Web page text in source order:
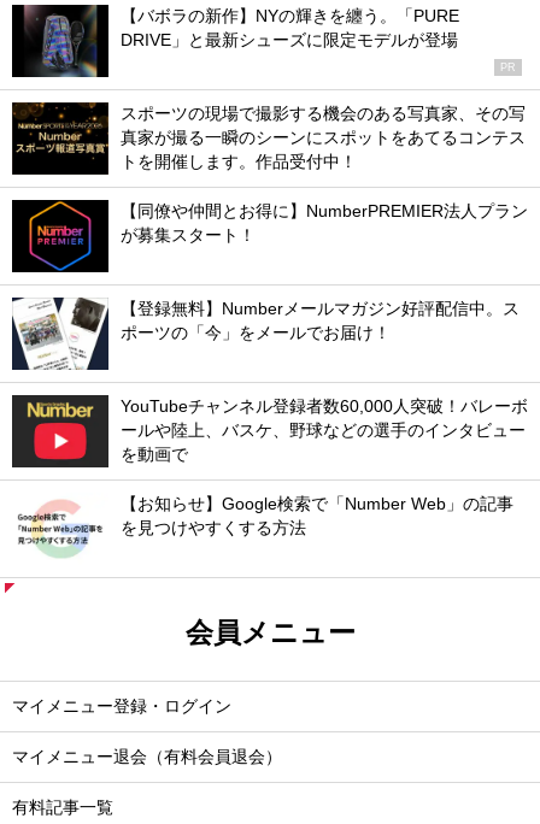
【バボラの新作】NYの輝きを纏う。「PURE
DRIVE」と最新シューズに限定モデルが登場
PR
スポーツの現場で撮影する機会のある写真家、その写
真家が撮る一瞬のシーンにスポットをあてるコンテス
トを開催します。作品受付中！
【同僚や仲間とお得に】NumberPREMIER法人プラン
が募集スタート！
【登録無料】Numberメールマガジン好評配信中。ス
ポーツの「今」をメールでお届け！
YouTubeチャンネル登録者数60,000人突破！バレーボ
ールや陸上、バスケ、野球などの選手のインタビュー
を動画で
【お知らせ】Google検索で「Number Web」の記事
を見つけやすくする方法
会員メニュー
マイメニュー登録・ログイン
マイメニュー退会（有料会員退会）
有料記事一覧